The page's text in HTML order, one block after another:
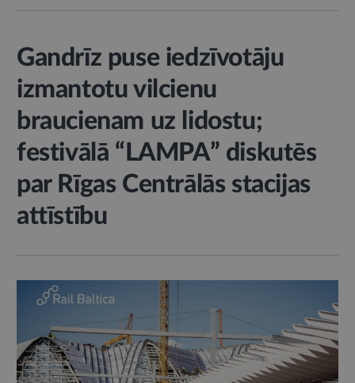
Gandrīz puse iedzīvotāju
izmantotu vilcienu
braucienam uz lidostu;
festivālā “LAMPA” diskutēs
par Rīgas Centrālās stacijas
attīstību